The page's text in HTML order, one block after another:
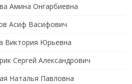
Амина Онгарбиевна
Асиф Васифович
Виктория Юрьевна
Сергей Александрович
Наталья Павловна